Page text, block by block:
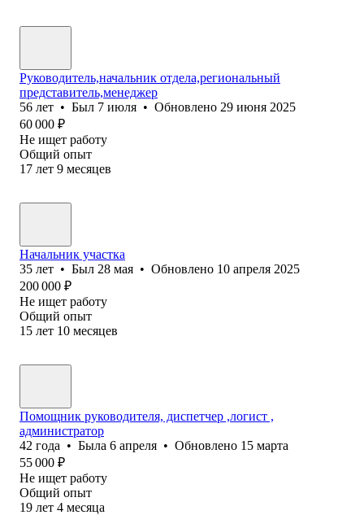
Руководитель,начальник отдела,региональный
представитель,менеджер
56 лет • Был 7 июля • Обновлено 29 июня 2025
60 000 ₽
Не ищет работу
Общий опыт
17 лет 9 месяцев
Начальник участка
35 лет • Был 28 мая • Обновлено 10 апреля 2025
200 000 ₽
Не ищет работу
Общий опыт
15 лет 10 месяцев
Помощник руководителя, диспетчер ,логист ,
администратор
42 года • Была 6 апреля • Обновлено 15 марта
55 000 ₽
Не ищет работу
Общий опыт
19 лет 4 месяца